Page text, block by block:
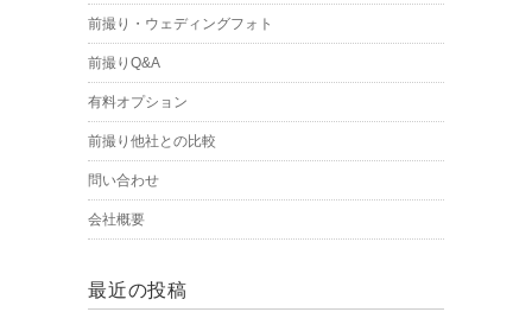
前撮り・ウェディングフォト
前撮りQ&A
有料オプション
前撮り他社との比較
問い合わせ
会社概要
最近の投稿